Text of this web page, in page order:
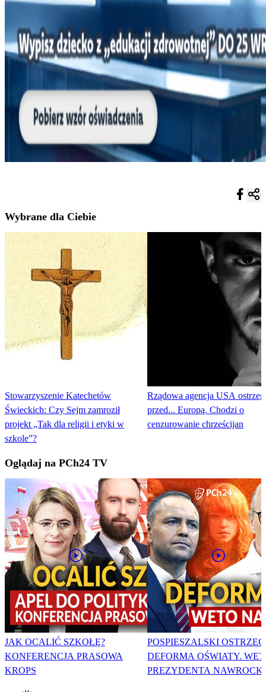
Wybrane dla Ciebie
Stowarzyszenie Katechetów
Świeckich: Czy Sejm zamroził
projekt „Tak dla religii i etyki w
szkole”?
Rządowa agencja USA
przed... Europą. Chodzi o
cenzurowanie chrześcijan
Oglądaj na PCh24 TV
JAK OCALIĆ SZKOŁĘ?
KONFERENCJA PRASOWA
KROPS
POSPIESZALSKI
DEFORMA OŚWIATY.
PREZYDENTA